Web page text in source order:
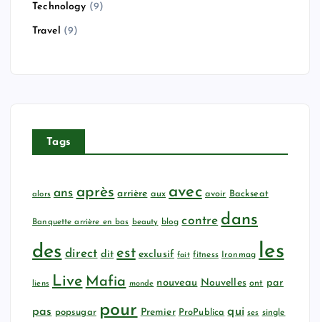
Technology (9)
Travel (9)
Tags
alors ans après arrière aux avec avoir Backseat
Banquette arrière en bas beauty blog contre dans
des direct dit est exclusif fait fitness Ironmag les
liens Live Mafia monde nouveau Nouvelles ont par
pas popsugar pour Premier ProPublica qui ses single